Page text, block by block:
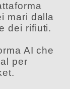
mari dalla
dei rifiuti.
AI che
per